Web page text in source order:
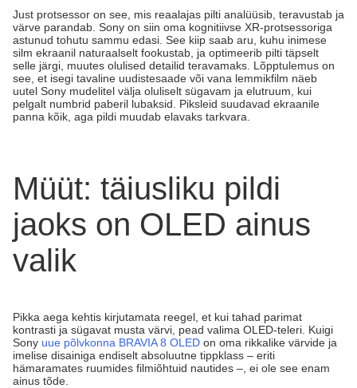
Just protsessor on see, mis reaalajas pilti analüüsib, teravustab ja
värve parandab. Sony on siin oma kognitiivse XR-protsessoriga
astunud tohutu sammu edasi. See kiip saab aru, kuhu inimese
silm ekraanil naturaalselt fookustab, ja optimeerib pilti täpselt
selle järgi, muutes olulised detailid teravamaks. Lõpptulemus on
see, et isegi tavaline uudistesaade või vana lemmikfilm näeb
uutel Sony mudelitel välja oluliselt sügavam ja elutruum, kui
pelgalt numbrid paberil lubaksid. Piksleid suudavad ekraanile
panna kõik, aga pildi muudab elavaks tarkvara.
Müüt: täiusliku pildi
jaoks on OLED ainus
valik
Pikka aega kehtis kirjutamata reegel, et kui tahad parimat
kontrasti ja sügavat musta värvi, pead valima OLED-teleri. Kuigi
Sony uue põlvkonna BRAVIA 8 OLED on oma rikkalike värvide ja
imelise disainiga endiselt absoluutne tippklass – eriti
hämaramates ruumides filmiõhtuid nautides –, ei ole see enam
ainus tõde.